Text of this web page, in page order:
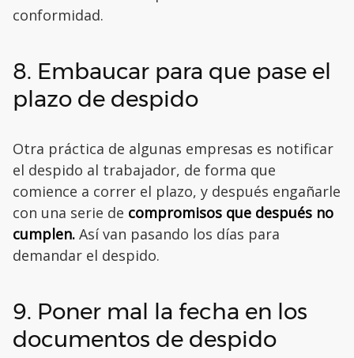
conformidad.
8. Embaucar para que pase el
plazo de despido
Otra práctica de algunas empresas es notificar
el despido al trabajador, de forma que
comience a correr el plazo, y después engañarle
con una serie de compromisos que después no
cumplen. Así van pasando los días para
demandar el despido.
9. Poner mal la fecha en los
documentos de despido